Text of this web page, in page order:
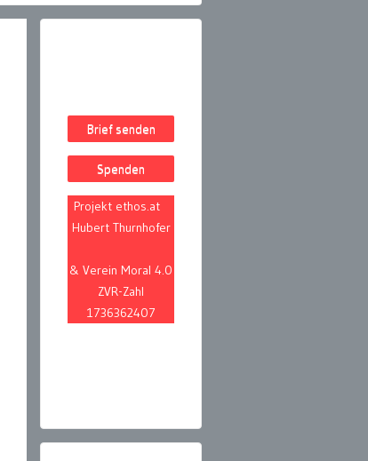
Brief senden
Spenden
Projekt ethos.at
Hubert Thurnhofer
& Verein Moral 4.0
ZVR-Zahl
1736362407